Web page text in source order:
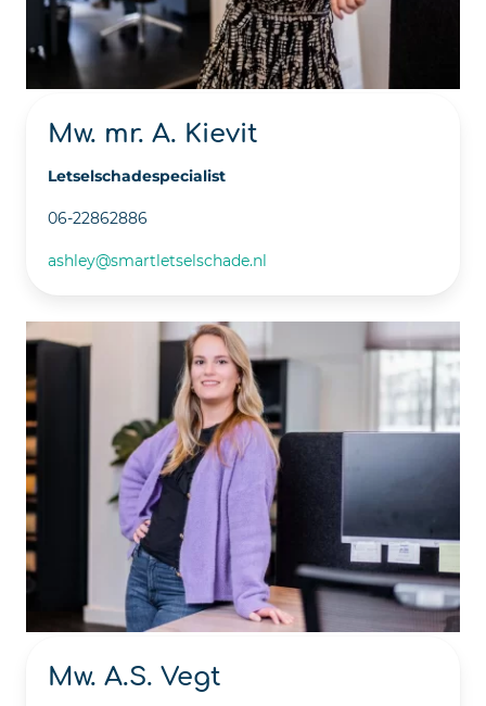
Mw. mr. A. Kievit
Letselschadespecialist
06-22862886
ashley@smartletselschade.nl
Mw. A.S. Vegt